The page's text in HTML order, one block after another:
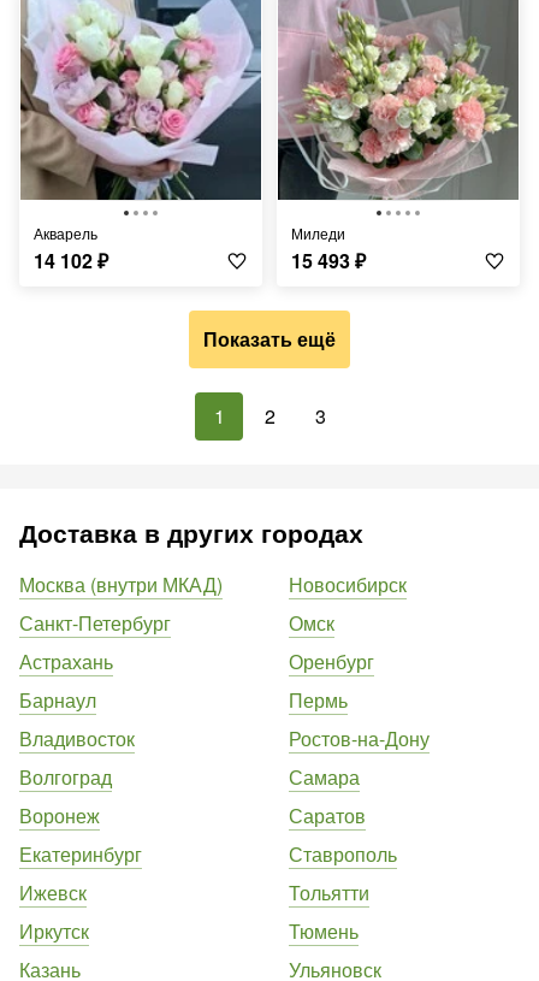
Акварель
14 102₽
Миледи
15 493₽
Показать ещё
1 2 3
Доставка в других городах
Москва (внутри МКАД)
Санкт-Петербург
Астрахань
Барнаул
Владивосток
Волгоград
Воронеж
Екатеринбург
Ижевск
Иркутск
Казань
Новосибирск
Омск
Оренбург
Пермь
Ростов-на-Дону
Самара
Саратов
Ставрополь
Тольятти
Тюмень
Ульяновск